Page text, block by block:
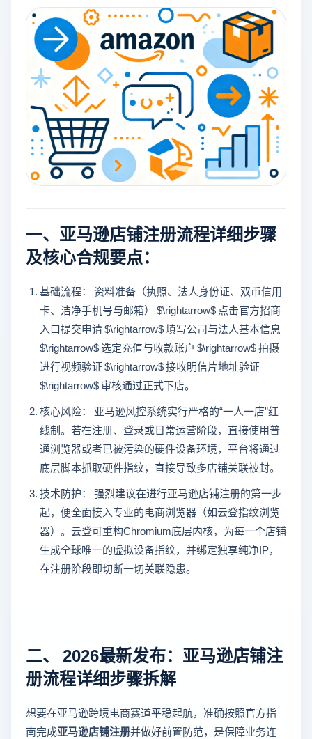
一、亚马逊店铺注册流程详细步骤
及核心合规要点：
基础流程： 资料准备（执照、法人身份证、双币信用
卡、洁净手机号与邮箱） $\rightarrow$ 点击官方招商
入口提交申请 $\rightarrow$ 填写公司与法人基本信息
$\rightarrow$ 选定充值与收款账户 $\rightarrow$ 拍摄
进行视频验证 $\rightarrow$ 接收明信片地址验证
$\rightarrow$ 审核通过正式下店。
核心风险： 亚马逊风控系统实行严格的“一人一店”红
线制。若在注册、登录或日常运营阶段，直接使用普
通浏览器或者已被污染的硬件设备环境，平台将通过
底层脚本抓取硬件指纹，直接导致多店铺关联被封。
技术防护： 强烈建议在进行亚马逊店铺注册的第一步
起，便全面接入专业的电商浏览器（如云登指纹浏览
器）。云登可重构Chromium底层内核，为每一个店铺
生成全球唯一的虚拟设备指纹，并绑定独享纯净IP，
在注册阶段即切断一切关联隐患。
二、 2026最新发布：亚马逊店铺注
册流程详细步骤拆解
想要在亚马逊跨境电商赛道平稳起航，准确按照官方指
南完成亚马逊店铺注册并做好前置防范，是保障业务连